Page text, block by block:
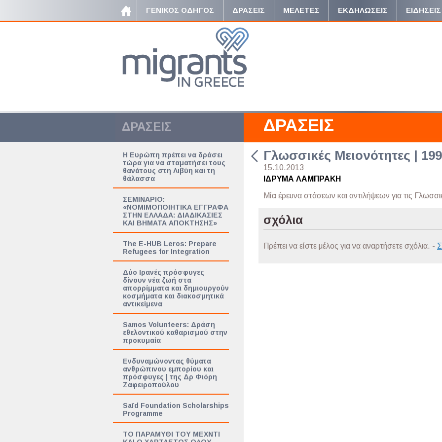
ΓΕΝΙΚΟΣ ΟΔΗΓΟΣ ΔΡΑΣΕΙΣ ΜΕΛΕΤΕΣ ΕΚΔΗΛΩΣΕΙΣ ΕΙΔΗΣΕΙΣ
ΔΡΑΣΕΙΣ
Η Ευρώπη πρέπει να δράσει
τώρα για να σταματήσει τους
θανάτους στη Λιβύη και τη
θάλασσα
ΣΕΜΙΝΑΡΙΟ:
«ΝΟΜΙΜΟΠΟΙΗΤΙΚΑ ΕΓΓΡΑΦΑ
ΣΤΗΝ ΕΛΛΑΔΑ: ΔΙΑΔΙΚΑΣΙΕΣ
ΚΑΙ ΒΗΜΑΤΑ ΑΠΟΚΤΗΣΗΣ»
The E-HUB Leros: Prepare
Refugees for Integration
Δύο Ιρανές πρόσφυγες
δίνουν νέα ζωή στα
απορρίμματα και δημιουργούν
κοσμήματα και διακοσμητικά
αντικείμενα
Samos Volunteers: Δράση
εθελοντικού καθαρισμού στην
προκυμαία
Ενδυναμώνοντας θύματα
ανθρώπινου εμπορίου και
πρόσφυγες | της Δρ Φιόρη
Ζαφειροπούλου
Saïd Foundation Scholarships
Programme
TΟ ΠΑΡΑΜΥΘΙ ΤΟΥ ΜΕΧΝΤΙ
ΔΡΑΣΕΙΣ
Γλωσσικές Μειονότητες |
15.10.2013
ΙΔΡΥΜΑ ΛΑΜΠΡΑΚΗ
Μία έρευνα στάσεων και αντιλήψεων για τις
σχόλια
Πρέπει να είστε μέλος για να αναρτήσετε σχόλια. -